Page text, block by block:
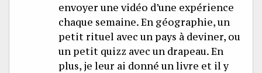
envoyer une vidéo d’une expérience
chaque semaine. En géographie, un
petit rituel avec un pays à deviner, ou
un petit quizz avec un drapeau. En
plus, je leur ai donné un livre et il y